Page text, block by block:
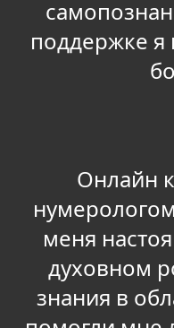
поддержке я
Онлайн
меня
духовном
знания в